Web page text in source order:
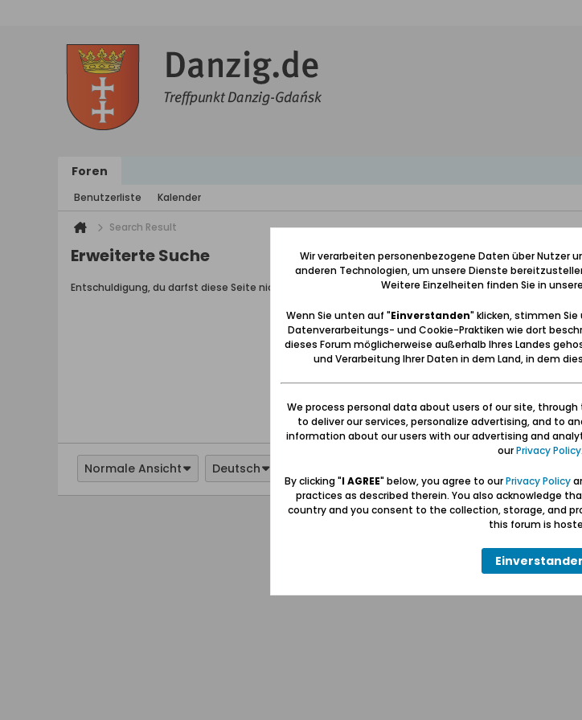
Foren
Benutzerliste Kalender
Search Result
Erweiterte Suche
Entschuldigung, du darfst diese Seite nicht aufrufen.
Normale Ansicht Deutsch
Wolfgang Naujocks
Copyright © 2026 MH Sub I, LLC dba
Wir verarbeiten personenbezogene Daten über Nutzer
anderen Technologien, um unsere Dienste
Weitere Einzelheiten finden Sie in
Wenn Sie unten auf "Einverstanden" klicken, stimmen Sie
Datenverarbeitungs- und Cookie-Praktiken wie dort
dieses Forum möglicherweise außerhalb Ihres Landes
und Verarbeitung Ihrer Daten in dem Land, in dem
We process personal data about users of our site,
to deliver our services, personalize advertising, and to
information about our users with our advertising and
ourPrivacy Policy.
By clicking "I AGREE" below, you agree to ourPrivacy Policy
practices as described therein. You also acknowledge
country and you consent to the collection, storage, and
this forum is